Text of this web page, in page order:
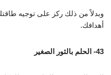
وبدلاً من ذلك ركز على توجيه
أهدافك.
43- الحلم بالثور الصغير